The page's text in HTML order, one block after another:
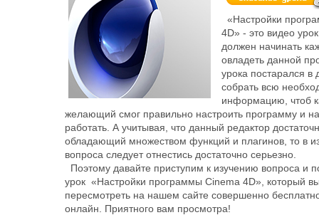
«Настройки
4D» - это видео
должен начинать
овладеть данной
урока постарался в
собрать всю
информацию, чтоб
желающий смог правильно настроить программу и
работать. А учитывая, что данный редактор
обладающий множеством функций и плагинов, то в
вопроса следует отнестись достаточно серьезно.
Поэтому давайте приступим к изучению вопроса и
урок «Настройки программы Cinema 4D», который
пересмотреть на нашем сайте совершенно
онлайн. Приятного вам просмотра!